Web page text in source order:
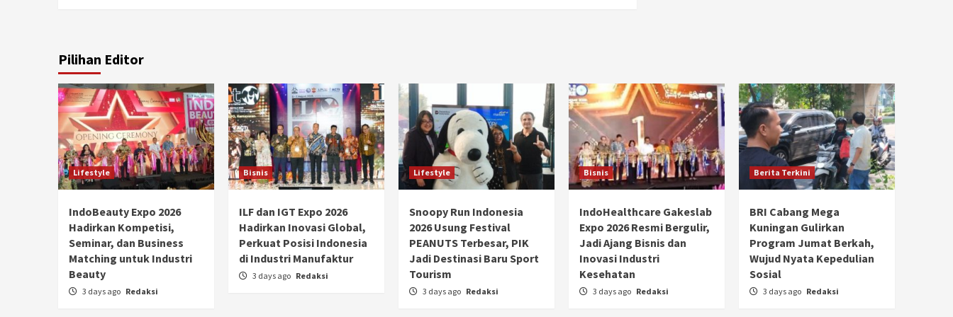
Pilihan Editor
Lifestyle
IndoBeauty Expo 2026
Hadirkan Kompetisi,
Seminar, dan Business
Matching untuk Industri
Beauty
3 days ago Redaksi
Bisnis
ILF dan IGT Expo 2026
Hadirkan Inovasi Global,
Perkuat Posisi Indonesia
di Industri Manufaktur
3 days ago Redaksi
Lifestyle
Snoopy Run Indonesia
2026 Usung Festival
PEANUTS Terbesar, PIK
Jadi Destinasi Baru Sport
Tourism
3 days ago Redaksi
Bisnis
IndoHealthcare Gakeslab
Expo 2026 Resmi Bergulir,
Jadi Ajang Bisnis dan
Inovasi Industri
Kesehatan
3 days ago Redaksi
Berita Terkini
BRI Cabang Mega
Kuningan Gulirkan
Program Jumat Berkah,
Wujud Nyata Kepedulian
Sosial
3 days ago Redaksi